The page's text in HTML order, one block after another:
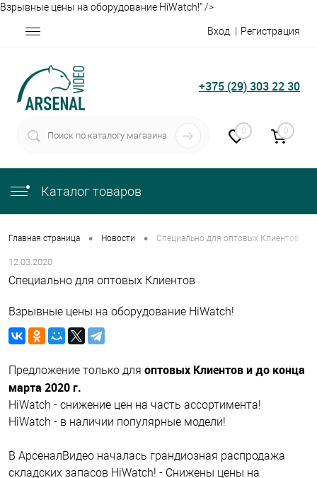
Взрывные цены на оборудование HiWatch!" />
Вход Регистрация
+375 (29) 303 22 30
0 0
Каталог товаров
Главная страница • Новости • Специально для оптовых Клиентов
12.03.2020
Специально для оптовых Клиентов
Взрывные цены на оборудование HiWatch!
Предложение только для оптовых Клиентов и до конца
марта 2020 г.
HiWatch - снижение цен на часть ассортимента!
HiWatch - в наличии популярные модели!
В АрсеналВидео началась грандиозная распродажа
складских запасов HiWatch! - Снижены цены на